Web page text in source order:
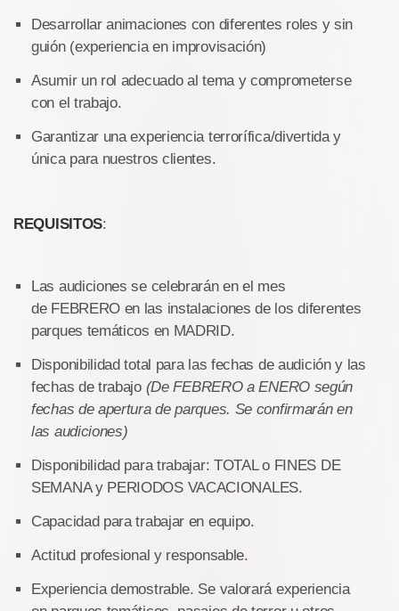
Desarrollar animaciones con diferentes roles y sin
guión (experiencia en improvisación)
Asumir un rol adecuado al tema y comprometerse
con el trabajo.
Garantizar una experiencia terrorífica/divertida y
única para nuestros clientes.
REQUISITOS:
Las audiciones se celebrarán en el mes
de FEBRERO en las instalaciones de los diferentes
parques temáticos en MADRID.
Disponibilidad total para las fechas de audición y las
fechas de trabajo(De FEBRERO a ENERO según
fechas de apertura de parques. Se confirmarán en
las audiciones)
Disponibilidad para trabajar: TOTAL o FINES DE
SEMANA y PERIODOS VACACIONALES.
Capacidad para trabajar en equipo.
Actitud profesional y responsable.
Experiencia demostrable. Se valorará experiencia